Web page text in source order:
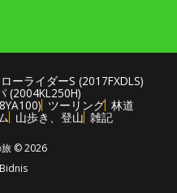
ローライダーS (2017FXDLS)
(2004KL250H)
ツーリング 林道
山歩き、登山 雑記
旅 © 2026
Bidnis